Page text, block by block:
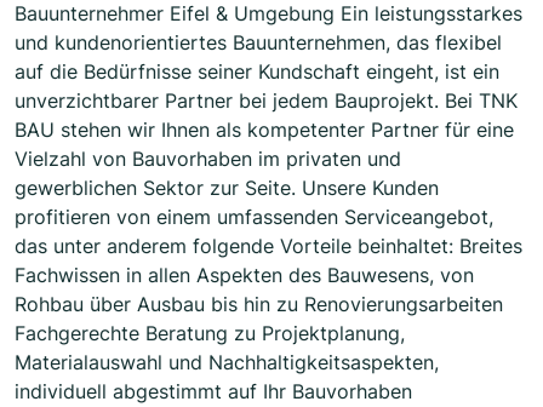
Bauunternehmer Eifel & Umgebung Ein leistungsstarkes
und kundenorientiertes Bauunternehmen, das flexibel
auf die Bedürfnisse seiner Kundschaft eingeht, ist ein
unverzichtbarer Partner bei jedem Bauprojekt. Bei TNK
BAU stehen wir Ihnen als kompetenter Partner für eine
Vielzahl von Bauvorhaben im privaten und
gewerblichen Sektor zur Seite. Unsere Kunden
profitieren von einem umfassenden Serviceangebot,
das unter anderem folgende Vorteile beinhaltet: Breites
Fachwissen in allen Aspekten des Bauwesens, von
Rohbau über Ausbau bis hin zu Renovierungsarbeiten
Fachgerechte Beratung zu Projektplanung,
Materialauswahl und Nachhaltigkeitsaspekten,
individuell abgestimmt auf Ihr Bauvorhaben